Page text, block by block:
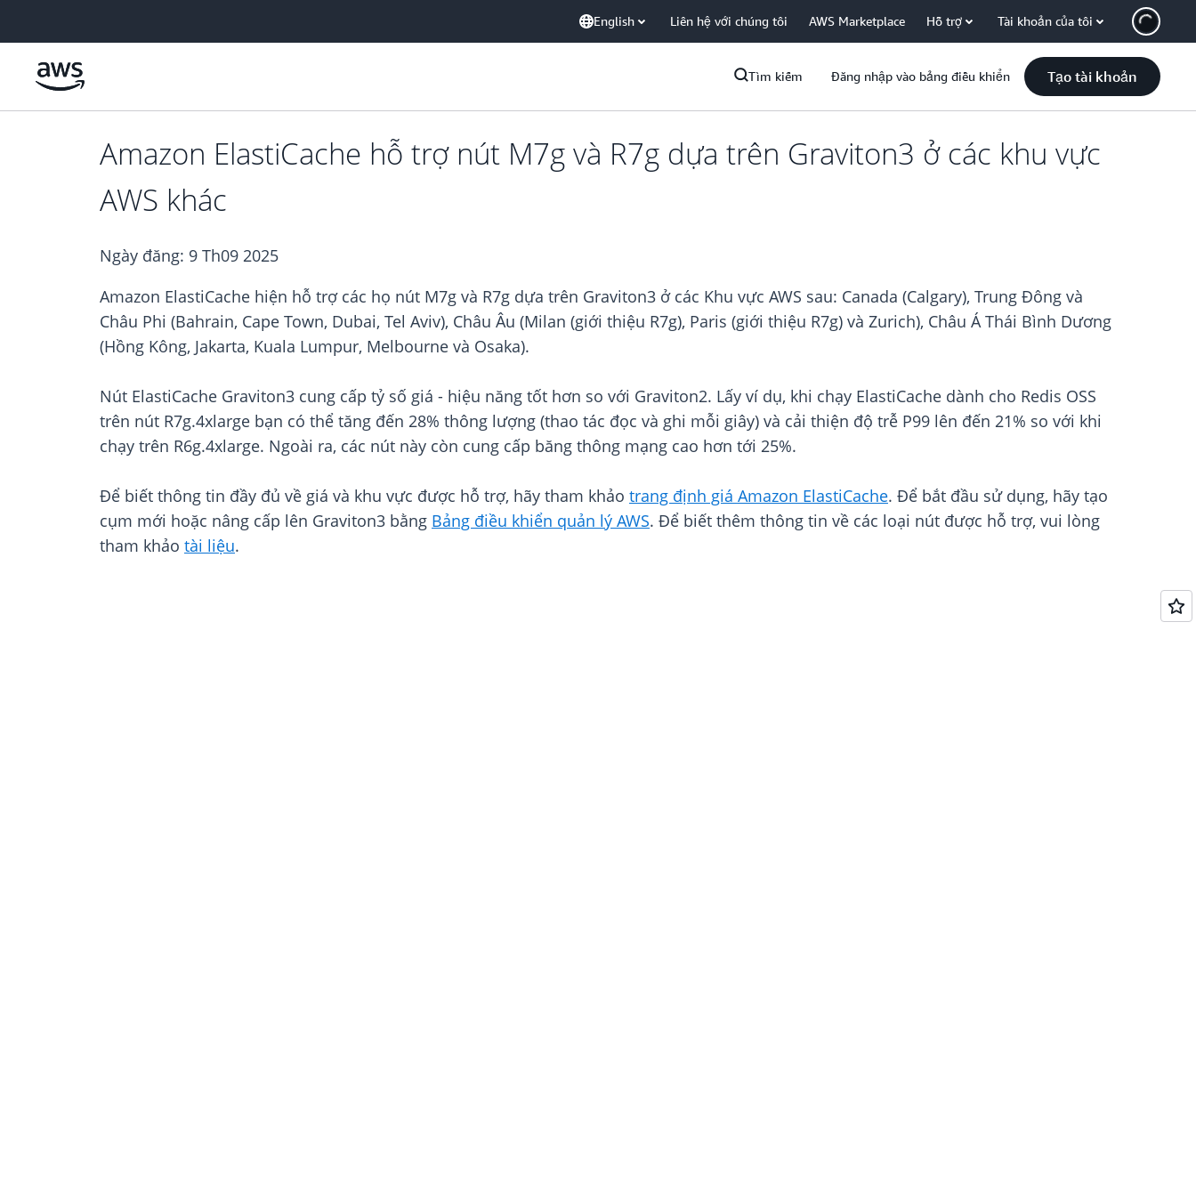
English Liên hệ với chúng tôi AWS Marketplace Hỗ trợ Tài khoản của tôi
Tìm kiếm Đăng nhập vào bảng điều khiển Tạo tài khoản
Amazon ElastiCache hỗ trợ nút M7g và R7g dựa trên Graviton3 ở các khu vực
AWS khác
Ngày đăng: 9 Th09 2025
Amazon ElastiCache hiện hỗ trợ các họ nút M7g và R7g dựa trên Graviton3 ở các Khu vực AWS sau: Canada (Calgary), Trung Đông và
Châu Phi (Bahrain, Cape Town, Dubai, Tel Aviv), Châu Âu (Milan (giới thiệu R7g), Paris (giới thiệu R7g) và Zurich), Châu Á Thái Bình Dương
(Hồng Kông, Jakarta, Kuala Lumpur, Melbourne và Osaka).
Nút ElastiCache Graviton3 cung cấp tỷ số giá - hiệu năng tốt hơn so với Graviton2. Lấy ví dụ, khi chạy ElastiCache dành cho Redis OSS
trên nút R7g.4xlarge bạn có thể tăng đến 28% thông lượng (thao tác đọc và ghi mỗi giây) và cải thiện độ trễ P99 lên đến 21% so với khi
chạy trên R6g.4xlarge. Ngoài ra, các nút này còn cung cấp băng thông mạng cao hơn tới 25%.
Để biết thông tin đầy đủ về giá và khu vực được hỗ trợ, hãy tham khảo trang định giá Amazon ElastiCache. Để bắt đầu sử dụng, hãy tạo
cụm mới hoặc nâng cấp lên Graviton3 bằng Bảng điều khiển quản lý AWS. Để biết thêm thông tin về các loại nút được hỗ trợ, vui lòng
tham khảo tài liệu.